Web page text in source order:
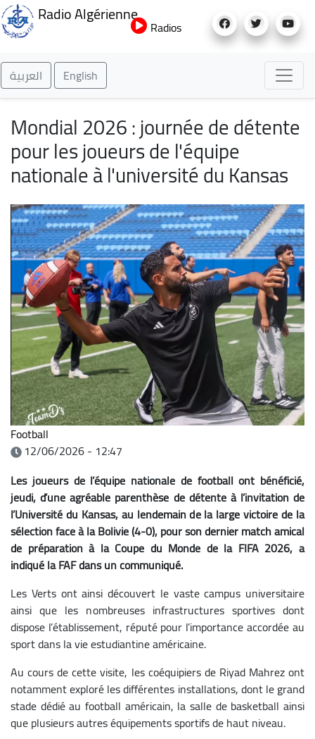
au
Radio Algérienne
Radios
العربية English
Mondial 2026 : journée de détente
pour les joueurs de l'équipe
nationale à l'université du Kansas
Football
12/06/2026 - 12:47
Les joueurs de l’équipe nationale de football ont bénéficié,
jeudi, d’une agréable parenthèse de détente à l’invitation de
l’Université du Kansas, au lendemain de la large victoire de la
sélection face à la Bolivie (4-0), pour son dernier match amical
de préparation à la Coupe du Monde de la FIFA 2026, a
indiqué la FAF dans un communiqué.
Les Verts ont ainsi découvert le vaste campus universitaire
ainsi que les nombreuses infrastructures sportives dont
dispose l’établissement, réputé pour l’importance accordée au
sport dans la vie estudiantine américaine.
Au cours de cette visite, les coéquipiers de Riyad Mahrez ont
notamment exploré les différentes installations, dont le grand
stade dédié au football américain, la salle de basketball ainsi
que plusieurs autres équipements sportifs de haut niveau.